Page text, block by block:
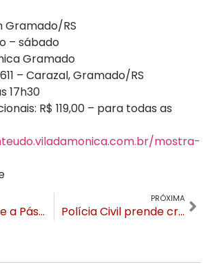
Gramado/RS
– sábado
Gramado
– Carazal, Gramado/RS
17h30
R$ 119,00 – para todas as
mostra-
Paradinha abre a Páscoa em Canela neste sábado
PRÓXIMA
Polícia Civil prende criminoso que estuprou mulher de 68 anos